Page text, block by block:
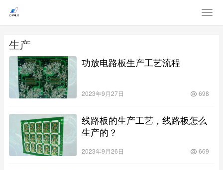
生产
功放电路板生产工艺流程
2023年9月27日 698
线路板的生产工艺，线路板怎么
生产的？
2023年9月26日 669